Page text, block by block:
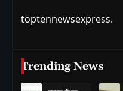
toptennewsexpress.
Trending News